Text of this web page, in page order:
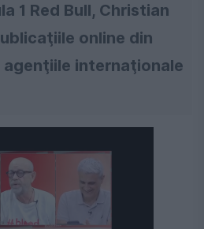
1 Red Bull, Christian
online din
agenţiile internaţionale